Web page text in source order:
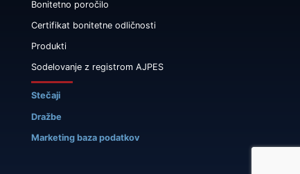
Bonitetno poročilo
Certifikat bonitetne odličnosti
Produkti
Sodelovanje z registrom AJPES
Stečaji
Dražbe
Marketing baza podatkov